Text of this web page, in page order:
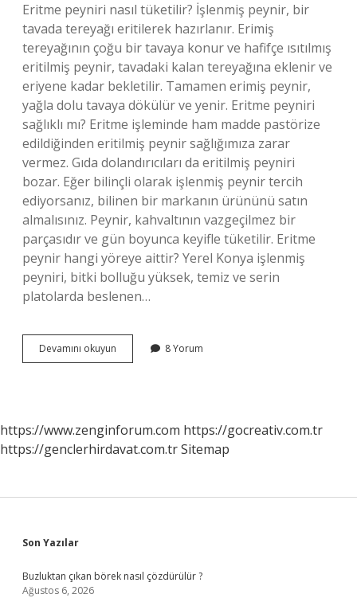
Eritme peyniri nasıl tüketilir? İşlenmiş peynir, bir
tavada tereyağı eritilerek hazırlanır. Erimiş
tereyağının çoğu bir tavaya konur ve hafifçe ısıtılmış
eritilmiş peynir, tavadaki kalan tereyağına eklenir ve
eriyene kadar bekletilir. Tamamen erimiş peynir,
yağla dolu tavaya dökülür ve yenir. Eritme peyniri
sağlıklı mı? Eritme işleminde ham madde pastörize
edildiğinden eritilmiş peynir sağlığımıza zarar
vermez. Gıda dolandırıcıları da eritilmiş peyniri
bozar. Eğer bilinçli olarak işlenmiş peynir tercih
ediyorsanız, bilinen bir markanın ürününü satın
almalısınız. Peynir, kahvaltının vazgeçilmez bir
parçasıdır ve gün boyunca keyifle tüketilir. Eritme
peynir hangi yöreye aittir? Yerel Konya işlenmiş
peyniri, bitki bolluğu yüksek, temiz ve serin
platolarda beslenen…
Devamını okuyun
Peyniri
8 Yorum
https://www.zenginforum.com https://gocreativ.com.tr
https://genclerhirdavat.com.trSitemap
Sidebar
Son Yazılar
Buzluktan çıkan börek nasıl çözdürülür ?
Ağustos 6, 2026